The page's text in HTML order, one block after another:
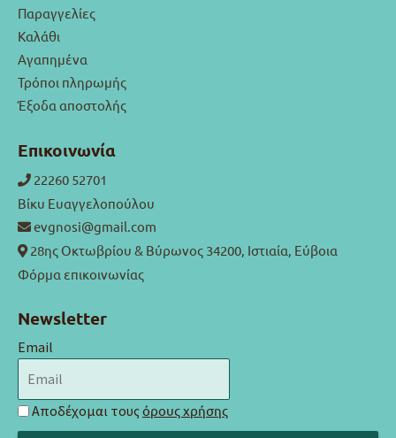
Παραγγελίες
Καλάθι
Αγαπημένα
Τρόποι πληρωμής
Έξοδα αποστολής
Επικοινωνία
22260 52701
Βίκυ Ευαγγελοπούλου
evgnosi@gmail.com
28ης Οκτωβρίου & Βύρωνος 34200, Ιστιαία, Εύβοια
Φόρμα επικοινωνίας
Newsletter
Email
Αποδέχομαι τους όρους χρήσης